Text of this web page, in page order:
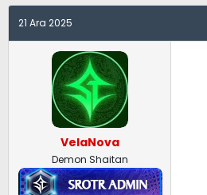
a
e
21 Ara 2025
VelaNova
Demon Shaitan